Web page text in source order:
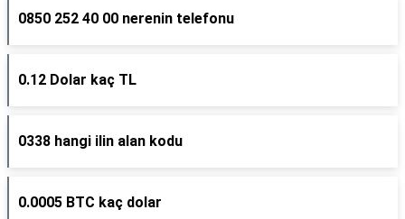
0850 252 40 00 nerenin telefonu
0.12 Dolar kaç TL
0338 hangi ilin alan kodu
0.0005 BTC kaç dolar